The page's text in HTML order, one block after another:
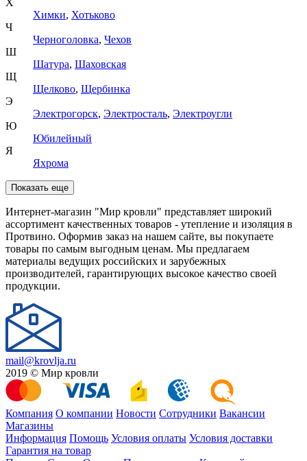
Химки, Хотьково
Ч
Черноголовка, Чехов
Ш
Шатура, Шаховская
Щ
Щелково, Щербинка
Э
Электрогорск, Электросталь, Электроугли
Ю
Юбилейный
Я
Яхрома
Показать еще
Интернет-магазин "Мир кровли" представляет широкий
ассортимент качественных товаров - утепление и изоляция в
Протвино. Оформив заказ на нашем сайте, вы покупаете
товары по самым выгодным ценам. Мы предлагаем
материалы ведущих российских и зарубежных
производителей, гарантирующих высокое качество своей
продукции.
mail@krovlja.ru
2019 © Мир кровли
Компания О компании Новости Сотрудники Вакансии
Магазины
Информация Помощь Условия оплаты Условия доставки
Гарантия на товар